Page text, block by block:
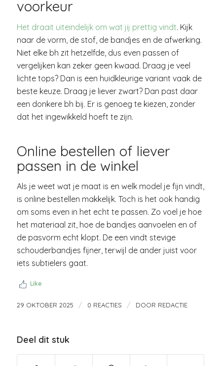
voorkeur
Het draait uiteindelijk om wat jij prettig vindt. Kijk
naar de vorm, de stof, de bandjes en de afwerking.
Niet elke bh zit hetzelfde, dus even passen of
vergelijken kan zeker geen kwaad. Draag je veel
lichte tops? Dan is een huidkleurige variant vaak de
beste keuze. Draag je liever zwart? Dan past daar
een donkere bh bij. Er is genoeg te kiezen, zonder
dat het ingewikkeld hoeft te zijn.
Online bestellen of liever
passen in de winkel
Als je weet wat je maat is en welk model je fijn vindt,
is online bestellen makkelijk. Toch is het ook handig
om soms even in het echt te passen. Zo voel je hoe
het materiaal zit, hoe de bandjes aanvoelen en of
de pasvorm echt klopt. De een vindt stevige
schouderbandjes fijner, terwijl de ander juist voor
iets subtielers gaat.
Like
29 OKTOBER 2025 / 0 REACTIES / DOOR REDACTIE
Deel dit stuk